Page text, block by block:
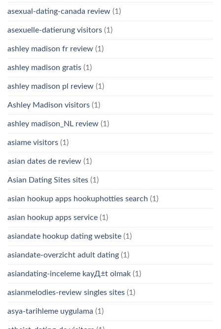
asexual-dating-canada review (1)
asexuelle-datierung visitors (1)
ashley madison fr review (1)
ashley madison gratis (1)
ashley madison pl review (1)
Ashley Madison visitors (1)
ashley madison_NL review (1)
asiame visitors (1)
asian dates de review (1)
Asian Dating Sites sites (1)
asian hookup apps hookuphotties search (1)
asian hookup apps service (1)
asiandate hookup dating website (1)
asiandate-overzicht adult dating (1)
asiandating-inceleme kayД±t olmak (1)
asianmelodies-review singles sites (1)
asya-tarihleme uygulama (1)